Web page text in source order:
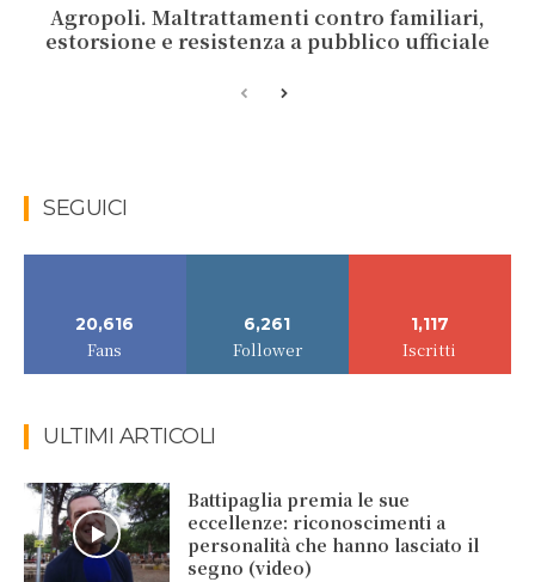
Agropoli. Maltrattamenti contro familiari,
estorsione e resistenza a pubblico ufficiale
SEGUICI
20,616
Fans
6,261
Follower
1,117
Iscritti
ULTIMI ARTICOLI
Battipaglia premia le sue
eccellenze: riconoscimenti a
personalità che hanno lasciato il
segno (video)